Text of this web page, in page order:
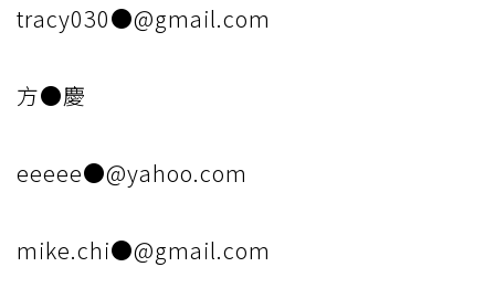
tracy030●@gmail.com
方●慶
eeeee●@yahoo.com
mike.chi●@gmail.com